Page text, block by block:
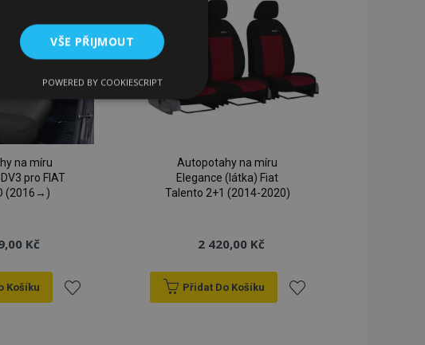
na míru
pro FIAT
(2016→)
Kč
Košíku
Autopotahy na míru
Elegance (látka) Fiat
Talento 2+1 (2014-2020)
2 420,00 Kč
Přidat Do Košíku
VŠE PŘIJMOUT
Funkční soubory
uživatele a správa účtu.
POWERED BY COOKIESCRIPT